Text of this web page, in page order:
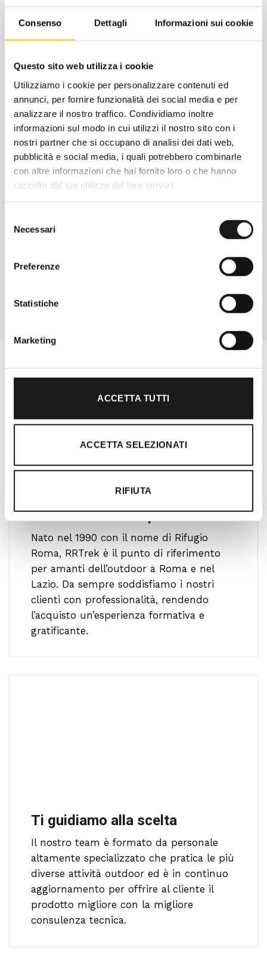
Consenso Dettagli Informazioni sui cookie
Questo sito web utilizza i cookie
Utilizziamo i cookie per personalizzare contenuti ed
annunci, per fornire funzionalità dei social media e per
analizzare il nostro traffico. Condividiamo inoltre
informazioni sul modo in cui utilizzi il nostro sito con i
nostri partner che si occupano di analisi dei dati web,
pubblicità e social media, i quali potrebbero combinarle
con altre informazioni che hai fornito loro o che hanno
raccolto dal tuo utilizzo dei loro servizi.
delNecessari
Preferenze
Statistiche
Marketing
ACCETTA TUTTI
ACCETTA SELEZIONATI
RIFIUTA
Davide di RRTrek
zip tengono al sicuro gli oggetti più
importanti. Esplora nuovi sentieri in ogni
stagione con il gilet Seed da uomo.
Oltre 30 anni di esperienza
Nato nel 1990 con il nome di Rifugio
Roma, RRTrek è il punto di riferimento
per amanti dell’outdoor a Roma e nel
Lazio. Da sempre soddisfiamo i nostri
clienti con professionalità, rendendo
l’acquisto un’esperienza formativa e
gratificante.
Ti guidiamo alla scelta
Il nostro team è formato da personale
altamente specializzato che pratica le più
diverse attività outdoor ed è in continuo
aggiornamento per offrire al cliente il
prodotto migliore con la migliore
consulenza tecnica.